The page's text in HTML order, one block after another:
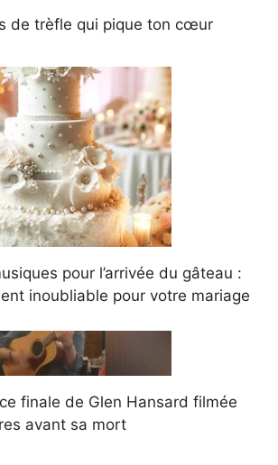
de trèfle qui pique ton cœur
pour l’arrivée du gâteau :
inoubliable pour votre mariage
finale de Glen Hansard filmée
avant sa mort